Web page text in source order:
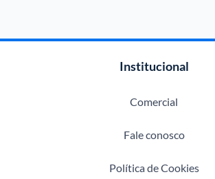
Institucional
Comercial
Fale conosco
Política de Cookies